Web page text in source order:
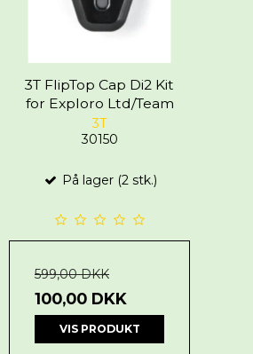
3T FlipTop Cap Di2 Kit
for Exploro Ltd/Team
3T
30150
På lager (2 stk.)
599,00 DKK
100,00 DKK
VIS PRODUKT